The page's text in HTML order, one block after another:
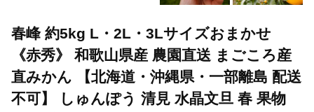
春峰 約5kg L・2L・3Lサイズおまかせ
《赤秀》 和歌山県産 農園直送 まごころ産
直みかん 【北海道・沖縄県・一部離島 配送
不可】 しゅんぽう 清見 水晶文旦 春 果物